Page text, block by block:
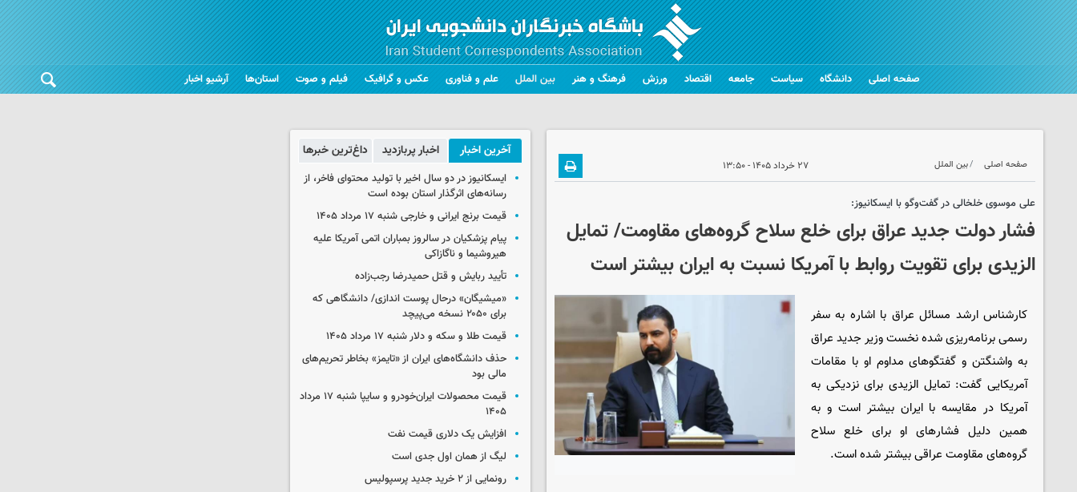
صفحه اصلی دانشگاه سیاست جامعه اقتصاد ورزش فرهنگ و هنر بین الملل علم و فناوری عکس و گرافیک فیلم و صوت استان‌ها آرشیو اخبار
صفحه اصلی بین الملل ۲۷ خرداد ۱۴۰۵ - ۱۳:۵۰
علی موسوی خلخالی در گفت‌وگو با ایسکانیوز:
فشار دولت جدید عراق برای خلع سلاح گروه‌های مقاومت/ تمایل
الزیدی برای تقویت روابط با آمریکا نسبت به ایران بیشتر است
کارشناس ارشد مسائل عراق با اشاره به سفر
رسمی برنامه‌ریزی شده نخست وزیر جدید عراق
به واشنگتن و گفتگوهای مداوم او با مقامات
آمریکایی گفت: تمایل الزیدی برای نزدیکی به
آمریکا در مقایسه با ایران بیشتر است و به
همین دلیل فشارهای او برای خلع سلاح
گروه‌های مقاومت عراقی بیشتر شده است.
آخرین اخبار اخبار پربازدید داغ‌ترین خبرها
ایسکانیوز در دو سال اخیر با تولید محتوای فاخر، از
رسانه‌های اثرگذار استان بوده است
قیمت برنج ایرانی و خارجی شنبه ۱۷ مرداد ۱۴۰۵
پیام پزشکیان در سالروز بمباران اتمی آمریکا علیه
هیروشیما و ناگازاکی
تأیید ربایش و قتل حمیدرضا رجب‌زاده
«میشیگان» درحال پوست اندازی/ دانشگاهی که
برای ۲۰۵۰ نسخه می‌پیچد
قیمت طلا و سکه و دلار شنبه ۱۷ مرداد ۱۴۰۵
حذف دانشگاه‌های ایران از «تایمز» بخاطر تحریم‌های
مالی بود
قیمت محصولات ایران‌خودرو و سایپا شنبه ۱۷ مرداد
۱۴۰۵
افزایش یک دلاری قیمت نفت
لیگ از همان اول جدی است
رونمایی از ۲ خرید جدید پرسپولیس